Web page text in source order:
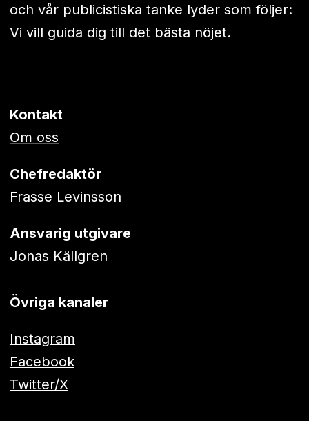
och vår publicistiska tanke lyder som följer:
Vi vill guida dig till det bästa nöjet.
Kontakt
Om oss
Chefredaktör
Frasse Levinsson
Ansvarig utgivare
Jonas Källgren
Övriga kanaler
Instagram
Facebook
Twitter/X